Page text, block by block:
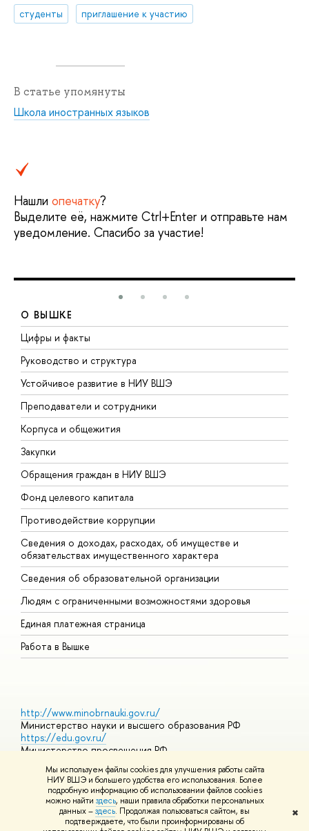
Мы используем файлы cookies для улучшения работы сайта
НИУ ВШЭ и большего удобства его использования. Более
подробную информацию об использовании файлов cookies
можно найти здесь, наши правила обработки персональных
данных –здесь. Продолжая пользоваться сайтом, вы
подтверждаете, что были проинформированы об
✖
студенты приглашение к участию
В статье упомянуты
Школа иностранных языков
Нашли опечатку?
Выделите её, нажмите Ctrl+Enter и отправьте нам
уведомление. Спасибо за участие!
О ВЫШКЕ
Цифры и факты
Руководство и структура
Устойчивое развитие в НИУ ВШЭ
Преподаватели и сотрудники
Корпуса и общежития
Закупки
Обращения граждан в НИУ ВШЭ
Фонд целевого капитала
Противодействие коррупции
Сведения о доходах, расходах, об имуществе и
обязательствах имущественного характера
Сведения об образовательной организации
Людям с ограниченными возможностями здоровья
Единая платежная страница
Работа в Вышке
http://www.minobrnauki.gov.ru/
Министерство науки и высшего образования РФ
https://edu.gov.ru/
Министерство просвещения РФ
https://elearning.hse.ru/mooc
Массовые открытые онлайн-курсы
© НИУ ВШЭ 1993–2026 Адреса и контактыУсловия
использования материалов Политика конфиденциальности